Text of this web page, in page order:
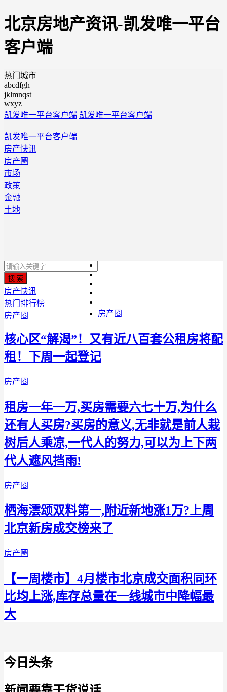
北京房地产资讯-凯发唯一平台
客户端
热门城市
abcdfgh
jklmnqst
wxyz
凯发唯一平台客户端 凯发唯一平台客户端
凯发唯一平台客户端
房产快讯
房产圈
市场
政策
金融
土地
房产快讯
热门排行榜
房产圈
房产圈
核心区“解渴”！又有近八百套公租房将配
租！下周一起登记
房产圈
租房一年一万,买房需要六七十万,为什么
还有人买房?买房的意义,无非就是前人栽
树后人乘凉,一代人的努力,可以为上下两
代人遮风挡雨!
房产圈
栖海澐颂双料第一,附近新地涨1万?上周
北京新房成交榜来了
房产圈
【一周楼市】4月楼市北京成交面积同环
比均上涨,库存总量在一线城市中降幅最
大
今日头条